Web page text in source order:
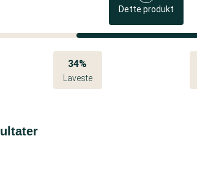
Dette produkt
34%
Laveste